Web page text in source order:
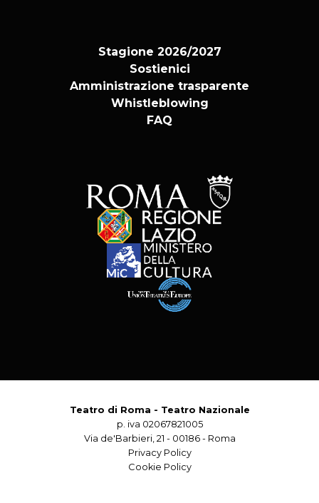
Stagione 2026/2027
Sostienici
Amministrazione trasparente
Whistleblowing
FAQ
Teatro di Roma - Teatro Nazionale
p. iva 02067821005
Via de'Barbieri, 21 - 00186 - Roma
Privacy Policy
Cookie Policy